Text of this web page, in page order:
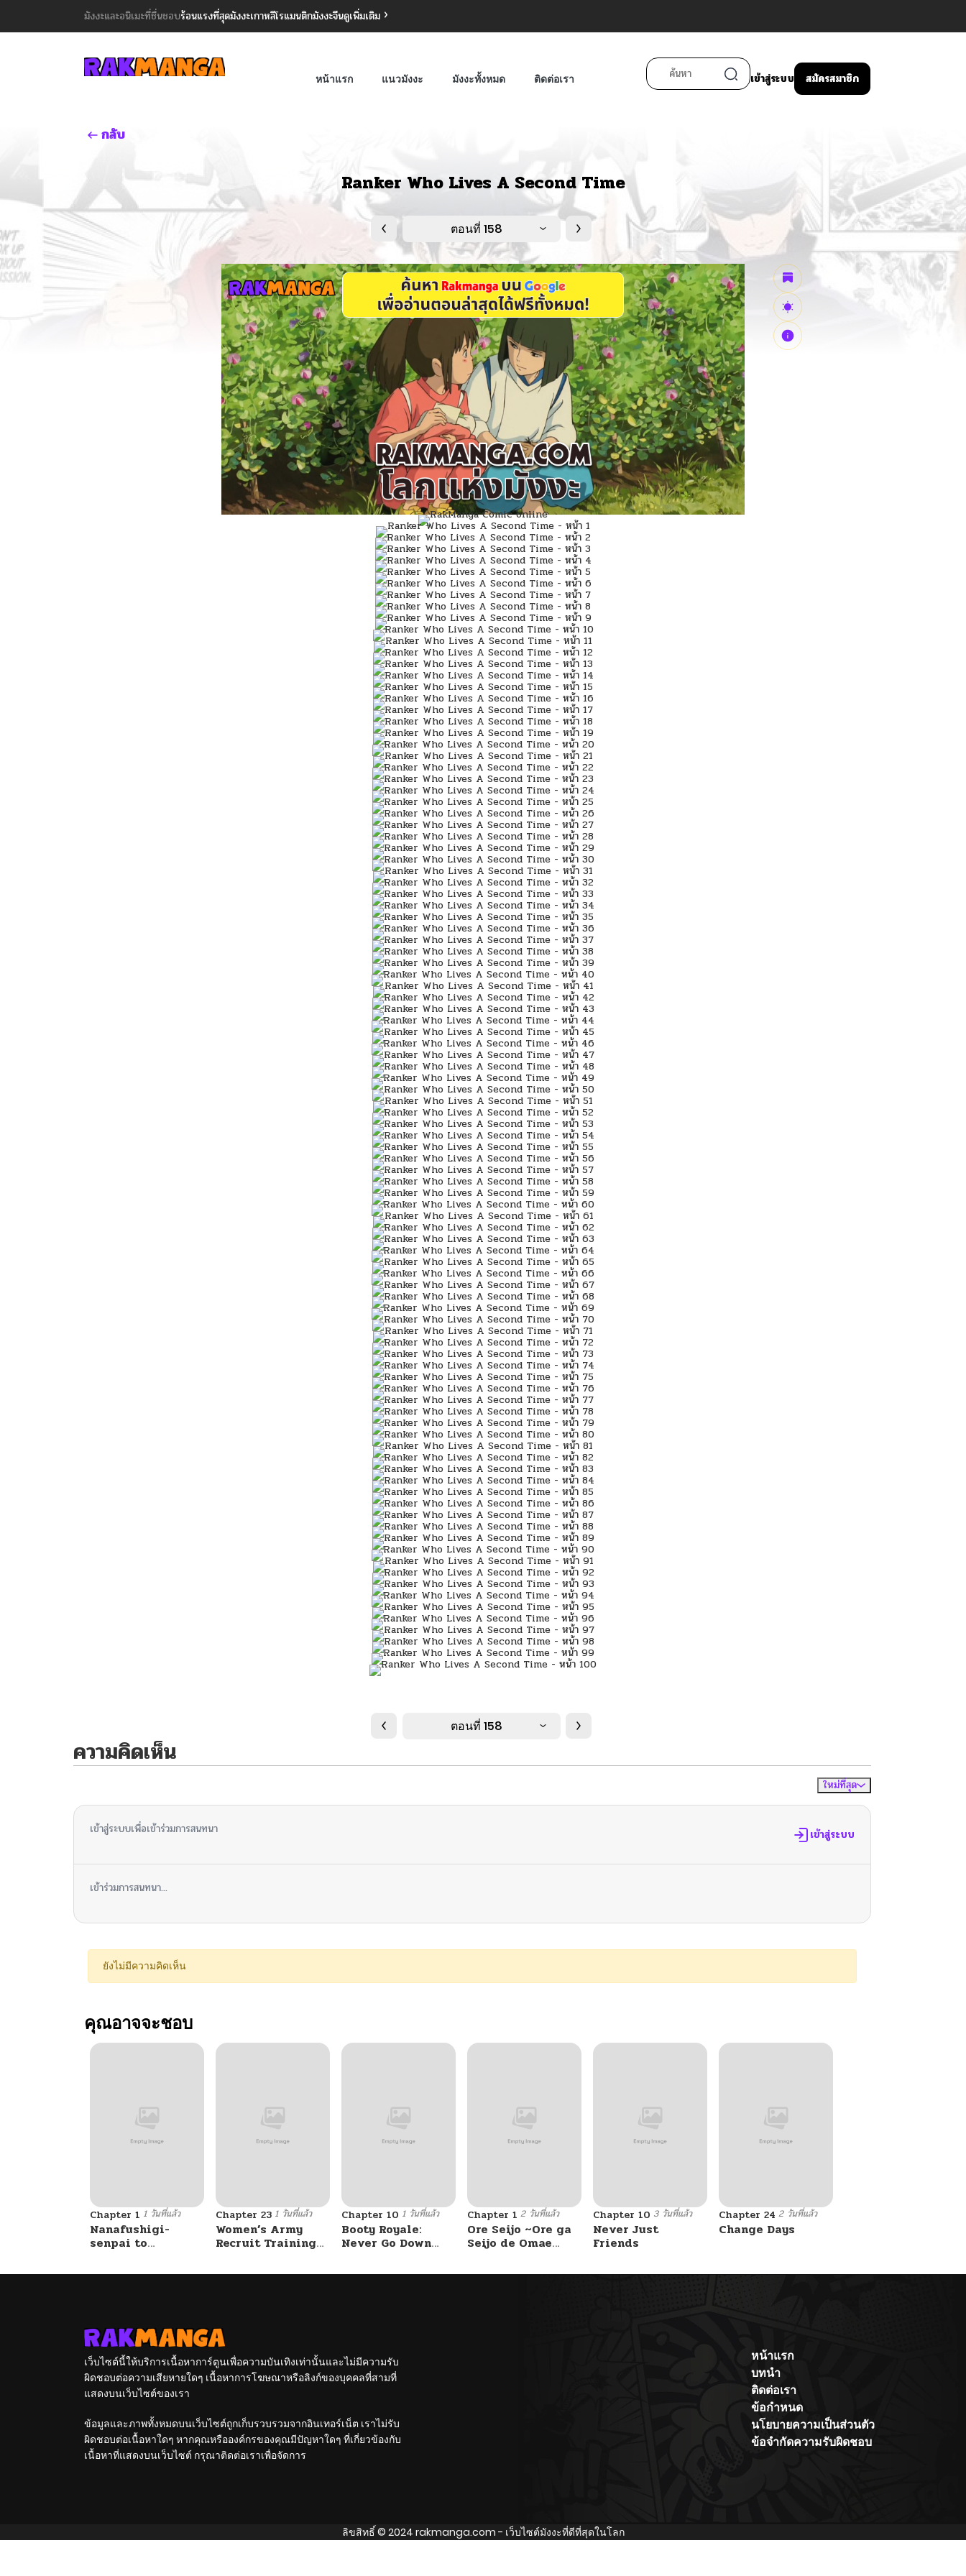
มังงะและอนิเมะที่ชื่นชอบร้อนแรงที่สุดมังงะเกาหลีโรแมนติกมังงะจีนดูเพิ่มเติม
หน้าแรก แนวมังงะ มังงะทั้งหมด ติดต่อเรา เข้าสู่ระบบ สมัครสมาชิก
กลับ
Ranker Who Lives A Second Time
ตอนที่ 158
ตอนที่ 158
ความคิดเห็น
ใหม่ที่สุด
เข้าสู่ระบบเพื่อเข้าร่วมการสนทนา เข้าสู่ระบบ
เข้าร่วมการสนทนา...
ยังไม่มีความคิดเห็น
คุณอาจจะชอบ
Chapter 1 1 วันที่แล้ว
Nanafushigi-
senpai to
Chapter 23 1 วันที่แล้ว
Women’s Army
Recruit Training
Chapter 10 1 วันที่แล้ว
Booty Royale:
Never Go Down
Chapter 1 2 วันที่แล้ว
Ore Seijo ~Ore ga
Seijo de Omae
Saikyou Tag
Chapter 10 3 วันที่แล้ว
Never Just
Friends
Chapter 24 2 วันที่แล้ว
Change Days
เว็บไซต์นี้ให้บริการเนื้อหาการ์ตูนเพื่อความบันเทิงเท่านั้นและไม่มีความรับ
ผิดชอบต่อความเสียหายใดๆ เนื้อหาการโฆษณาหรือลิงก์ของบุคคลที่สามที่
แสดงบนเว็บไซต์ของเรา
ข้อมูลและภาพทั้งหมดบนเว็บไซต์ถูกเก็บรวบรวมจากอินเทอร์เน็ต เราไม่รับ
ผิดชอบต่อเนื้อหาใดๆ หากคุณหรือองค์กรของคุณมีปัญหาใดๆ ที่เกี่ยวข้องกับ
เนื้อหาที่แสดงบนเว็บไซต์ กรุณาติดต่อเราเพื่อจัดการ
หน้าแรก
บทนำ
ติดต่อเรา
ข้อกำหนด
นโยบายความเป็นส่วนตัว
ข้อจำกัดความรับผิดชอบ
ลิขสิทธิ์ © 2024 rakmanga.com - เว็บไซต์มังงะที่ดีที่สุดในโลก